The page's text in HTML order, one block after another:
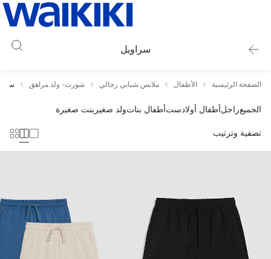
سراويل
الصفحة الرئيسية الأطفال ملابس شبابي رجالي شورت- ولد مراهق
الجميعراجلأطفال أولادستأطفال بناتولد صغير بنت صغيرة
تصفية وترتيب